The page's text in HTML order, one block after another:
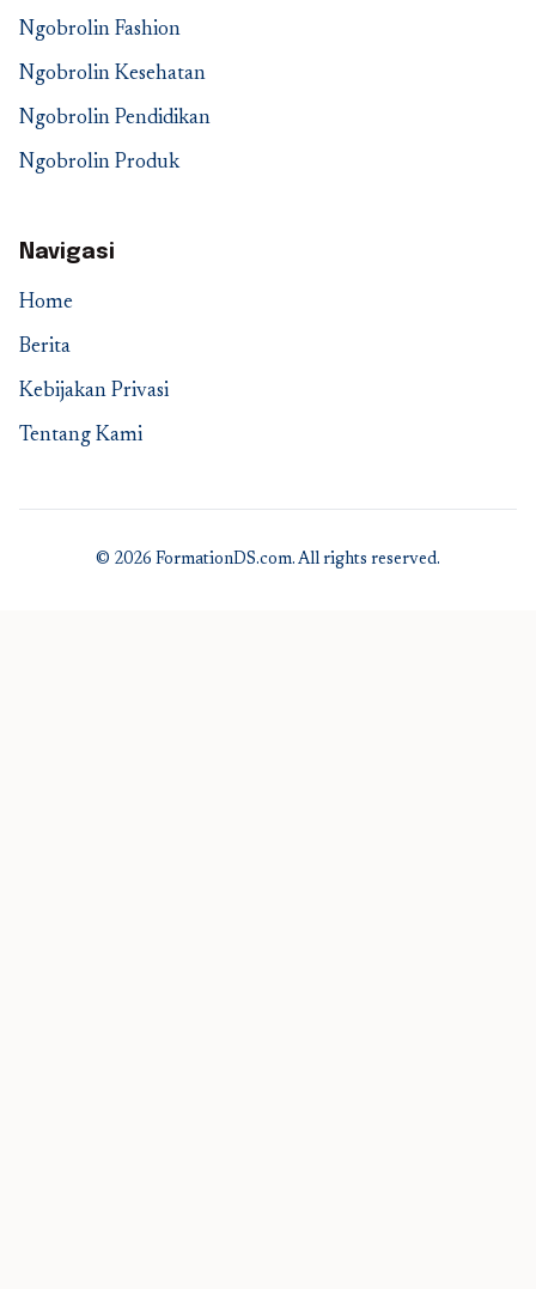
Ngobrolin Fashion
Ngobrolin Kesehatan
Ngobrolin Pendidikan
Ngobrolin Produk
Navigasi
Home
Berita
Kebijakan Privasi
Tentang Kami
© 2026 FormationDS.com. All rights reserved.